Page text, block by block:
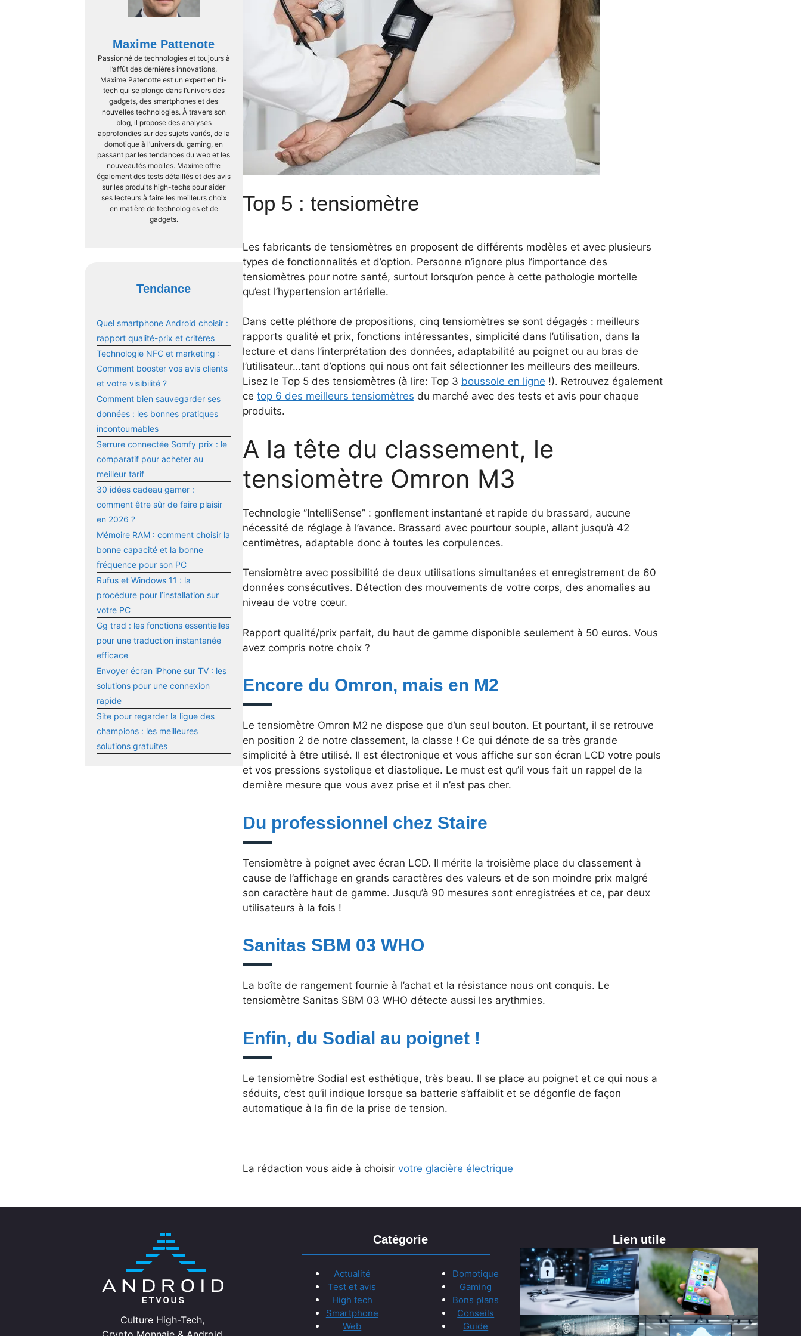
Maxime Pattenote
Passionné de technologies et toujours à
l’affût des dernières innovations,
Maxime Patenotte est un expert en hi-
tech qui se plonge dans l’univers des
gadgets, des smartphones et des
nouvelles technologies. À travers son
blog, il propose des analyses
approfondies sur des sujets variés, de la
domotique à l’univers du gaming, en
passant par les tendances du web et les
nouveautés mobiles. Maxime offre
également des tests détaillés et des avis
sur les produits high-techs pour aider
ses lecteurs à faire les meilleurs choix
en matière de technologies et de
gadgets.
Tendance
Quel smartphone Android choisir :
rapport qualité-prix et critères
Technologie NFC et marketing :
Comment booster vos avis clients
et votre visibilité ?
Comment bien sauvegarder ses
données : les bonnes pratiques
incontournables
Serrure connectée Somfy prix : le
comparatif pour acheter au
meilleur tarif
30 idées cadeau gamer :
comment être sûr de faire plaisir
en 2026 ?
Mémoire RAM : comment choisir la
bonne capacité et la bonne
fréquence pour son PC
Rufus et Windows 11 : la
procédure pour l’installation sur
votre PC
Gg trad : les fonctions essentielles
pour une traduction instantanée
efficace
Envoyer écran iPhone sur TV : les
solutions pour une connexion
rapide
Site pour regarder la ligue des
champions : les meilleures
solutions gratuites
Top 5 : tensiomètre
Les fabricants de tensiomètres en proposent de différents modèles et avec plusieurs
types de fonctionnalités et d’option. Personne n’ignore plus l’importance des
tensiomètres pour notre santé, surtout lorsqu’on pence à cette pathologie mortelle
qu’est l’hypertension artérielle.
Dans cette pléthore de propositions, cinq tensiomètres se sont dégagés : meilleurs
rapports qualité et prix, fonctions intéressantes, simplicité dans l’utilisation, dans la
lecture et dans l’interprétation des données, adaptabilité au poignet ou au bras de
l’utilisateur…tant d’options qui nous ont fait sélectionner les meilleurs des meilleurs.
Lisez le Top 5 des tensiomètres (à lire: Top 3 boussole en ligne !). Retrouvez également
ce top 6 des meilleurs tensiomètres du marché avec des tests et avis pour chaque
produits.
A la tête du classement, le
tensiomètre Omron M3
Technologie ‘’IntelliSense’’ : gonflement instantané et rapide du brassard, aucune
nécessité de réglage à l’avance. Brassard avec pourtour souple, allant jusqu’à 42
centimètres, adaptable donc à toutes les corpulences.
Tensiomètre avec possibilité de deux utilisations simultanées et enregistrement de 60
données consécutives. Détection des mouvements de votre corps, des anomalies au
niveau de votre cœur.
Rapport qualité/prix parfait, du haut de gamme disponible seulement à 50 euros. Vous
avez compris notre choix ?
Encore du Omron, mais en M2
Le tensiomètre Omron M2 ne dispose que d’un seul bouton. Et pourtant, il se retrouve
en position 2 de notre classement, la classe ! Ce qui dénote de sa très grande
simplicité à être utilisé. Il est électronique et vous affiche sur son écran LCD votre pouls
et vos pressions systolique et diastolique. Le must est qu’il vous fait un rappel de la
dernière mesure que vous avez prise et il n’est pas cher.
Du professionnel chez Staire
Tensiomètre à poignet avec écran LCD. Il mérite la troisième place du classement à
cause de l’affichage en grands caractères des valeurs et de son moindre prix malgré
son caractère haut de gamme. Jusqu’à 90 mesures sont enregistrées et ce, par deux
utilisateurs à la fois !
Sanitas SBM 03 WHO
La boîte de rangement fournie à l’achat et la résistance nous ont conquis. Le
tensiomètre Sanitas SBM 03 WHO détecte aussi les arythmies.
Enfin, du Sodial au poignet !
Le tensiomètre Sodial est esthétique, très beau. Il se place au poignet et ce qui nous a
séduits, c’est qu’il indique lorsque sa batterie s’affaiblit et se dégonfle de façon
automatique à la fin de la prise de tension.
La rédaction vous aide à choisir votre glacière électrique
Culture High-Tech,
Catégorie
Actualité
Test et avis
High tech
Smartphone
Web
Domotique
Gaming
Bons plans
Conseils
Guide
Lien utile